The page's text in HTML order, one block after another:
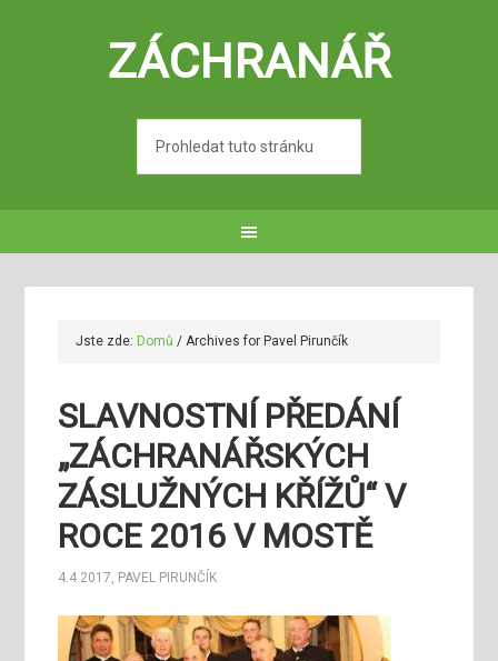
ZÁCHRANÁŘ
Jste zde: Domů / Archives for Pavel Pirunčík
SLAVNOSTNÍ PŘEDÁNÍ
„ZÁCHRANÁŘSKÝCH
ZÁSLUŽNÝCH KŘÍŽŮ“ V
ROCE 2016 V MOSTĚ
4.4.2017, PAVEL PIRUNČÍK